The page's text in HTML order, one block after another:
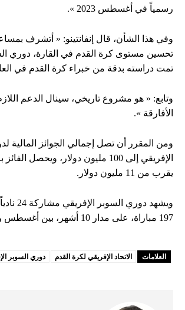
رسمياً في أغسطس 2023 ».
وفي هذا الشأن، قال إنفانتينو: « أتشرف
تحسين مستوى كرة القدم في القارة، دوري
تمت دراسته بدقة من خبراء كرة القدم في
وتابع: « هو مشروع تاريخي، سينال الدعم
الأفارقة ».
ومن المقرر أن تصل إجمالي الجوائز المالية
الإفريقي إلى 100 مليون دولار، ويحصل
يقرب من 11 مليون دولار.
ويشهد دوري
197 مباراة، على مدار 10 أشهر، بين أغسطس ومايو.
العلامات الاتحاد الإفريقي لكرة القدم دوري السوبر